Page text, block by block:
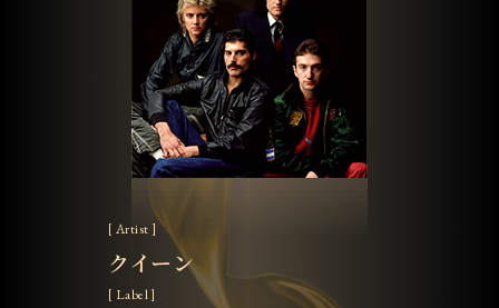
[ Artist ]
クイーン
[ Label ]